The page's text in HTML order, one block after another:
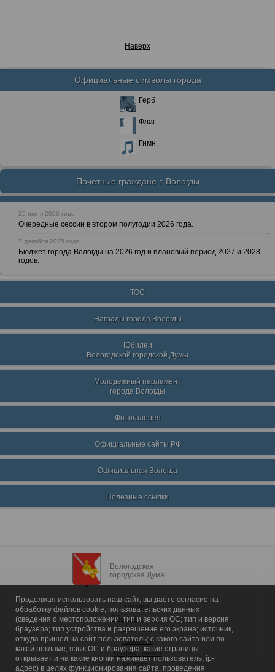
Наверх
Официальные символы города
Герб
Флаг
Гимн
Почетные граждане г. Вологды
25 июня 2026 года
Очередные сессии в втором полугодии 2026 года.
7 декабря 2025 года
Бюджет города Вологды на 2026 год и плановый период 2027 и 2028
годов.
ТОС
Награды города Вологды
Юбилеи
Вологодской городской Думы
Молодежный парламент
города Вологды
Фотогалерея
Официальные сайты РФ
Официальная Вологда
Полезные ссылки
Вологодская
городская Дума
Главная
Общие сведения
Депутаты
Комитеты
График приема
Контакты
Продолжая использовать наш сайт, вы даете согласие на
обработку файлов cookie, пользовательских данных
(сведения о местоположении; тип и версия ОС; тип и версия
браузера; тип устройства и разрешение его экрана; источник,
откуда пришел на сайт пользователь; с какого сайта или по
какой рекламе; язык ОС и браузера; какие страницы
открывает и на какие кнопки нажимает пользователь; ip-
адрес) в целях функционирования сайта, проведения